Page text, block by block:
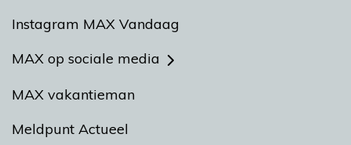
Instagram MAX Vandaag
MAX op sociale media
MAX vakantieman
Meldpunt Actueel